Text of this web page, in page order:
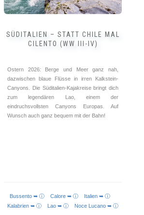
SÜDITALIEN – STATT CHILE MAL
CILENTO (WW III-IV)
Ostern 2026: Berge und Meer ganz nah,
dazwischen blaue Flüsse in irren Kalkstein-
Canyons. Die Süditalien-Kajakreise bringt dich
zum legendären Lao, einem der
eindruchsvollsten Canyons Europas. Auf
Wunsch auch ganz bequem mit der Bahn!
AUSFÜHRUNG WÄHLEN
Bussento ➥ ⓘ Calore ➥ ⓘ Italien ➥ ⓘ
Kalabrien ➥ ⓘ Lao ➥ ⓘ Noce Lucano ➥ ⓘ
gewählt